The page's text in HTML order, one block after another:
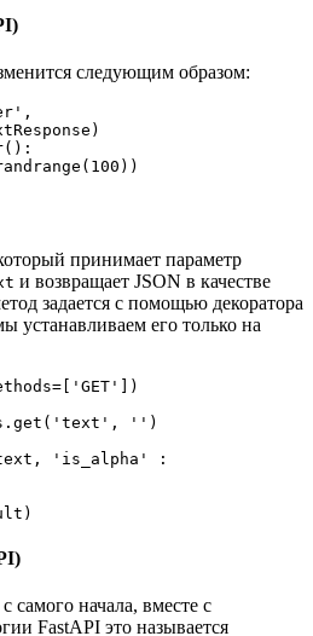
следующим образом:
принимает параметр
и возвращает JSON в качестве
задается с помощью декоратора
устанавливаем его только на
самого начала, вместе с
FastAPI это называется